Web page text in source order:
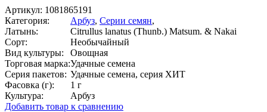
Артикул: 1081865191
Категория:
Арбуз, Серии семян,
Латынь:
Citrullus lanatus (Thunb.) Matsum. & Nakai
Сорт:
Необычайный
Вид культуры:
Овощная
Торговая марка:Удачные семена
Серия пакетов: Удачные семена, серия ХИТ
Фасовка (г):
1 г
Культура:
Арбуз
Добавить товар к сравнению